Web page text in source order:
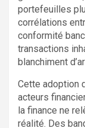
portefeuilles
corrélations
conformité
transactions
blanchiment
Cette adoption
acteurs
la finance ne
réalité. Des